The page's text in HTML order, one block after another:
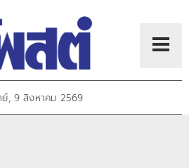
ย์, 9 สิงหาคม 2569